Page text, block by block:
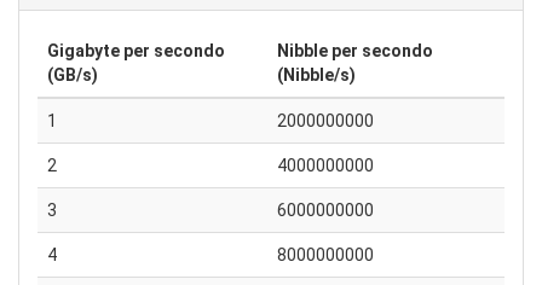
Gigabyte per secondo
(GB/s)
Nibble per secondo
(Nibble/s)
1 2000000000
2 4000000000
3 6000000000
4 8000000000